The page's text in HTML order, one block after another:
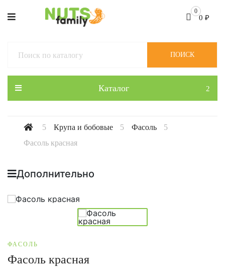
0
0 ₽
Каталог
ПОИСК
Крупа и бобовые
Фасоль
Фасоль красная
Дополнительно
ФАСОЛЬ
Фасоль красная